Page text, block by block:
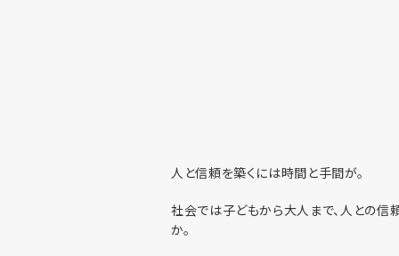
人と信頼を築くには時間と手間が。
社会では子どもから大人まで、人との信
か。